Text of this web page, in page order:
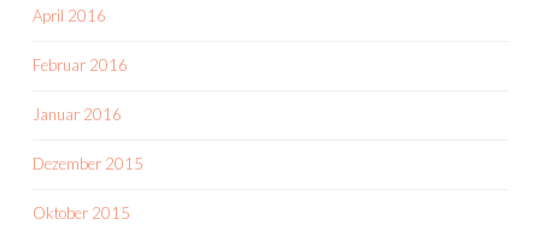
April 2016
Februar 2016
Januar 2016
Dezember 2015
Oktober 2015